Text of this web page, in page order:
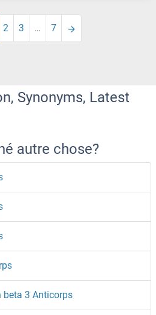
2 3 … 7
Synonyms, Latest
autre chose?
beta 3 Anticorps